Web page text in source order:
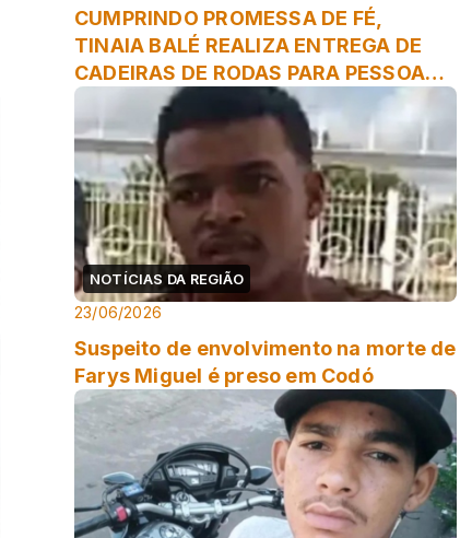
CUMPRINDO PROMESSA DE FÉ,
TINAIA BALÉ REALIZA ENTREGA DE
CADEIRAS DE RODAS PARA PESSOAS
COM DEFICIÊNCIA EM TRIZIDELA ...
NOTÍCIAS DA REGIÃO
23/06/2026
Suspeito de envolvimento na morte de
Farys Miguel é preso em Codó